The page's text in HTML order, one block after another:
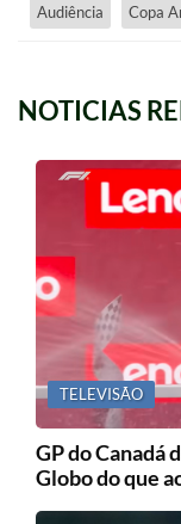
Audiência Copa
NOTICIAS
TELEVISÃO
GP do Canadá
Globo do que